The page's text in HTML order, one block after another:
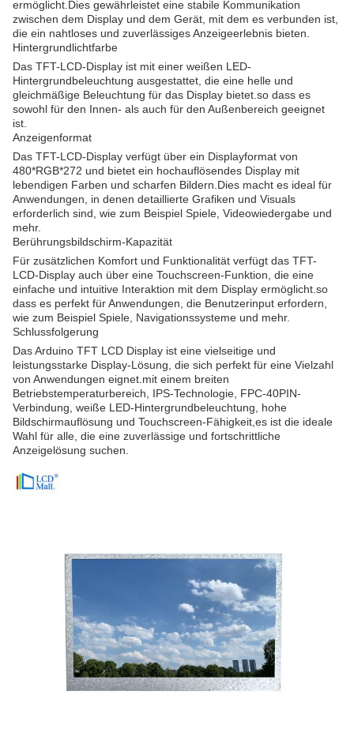
ermöglicht.Dies gewährleistet eine stabile Kommunikation
zwischen dem Display und dem Gerät, mit dem es verbunden ist,
die ein nahtloses und zuverlässiges Anzeigeerlebnis bieten.
Hintergrundlichtfarbe
Das TFT-LCD-Display ist mit einer weißen LED-
Hintergrundbeleuchtung ausgestattet, die eine helle und
gleichmäßige Beleuchtung für das Display bietet.so dass es
sowohl für den Innen- als auch für den Außenbereich geeignet
ist.
Anzeigenformat
Das TFT-LCD-Display verfügt über ein Displayformat von
480*RGB*272 und bietet ein hochauflösendes Display mit
lebendigen Farben und scharfen Bildern.Dies macht es ideal für
Anwendungen, in denen detaillierte Grafiken und Visuals
erforderlich sind, wie zum Beispiel Spiele, Videowiedergabe und
mehr.
Berührungsbildschirm-Kapazität
Für zusätzlichen Komfort und Funktionalität verfügt das TFT-
LCD-Display auch über eine Touchscreen-Funktion, die eine
einfache und intuitive Interaktion mit dem Display ermöglicht.so
dass es perfekt für Anwendungen, die Benutzerinput erfordern,
wie zum Beispiel Spiele, Navigationssysteme und mehr.
Schlussfolgerung
Das Arduino TFT LCD Display ist eine vielseitige und
leistungsstarke Display-Lösung, die sich perfekt für eine Vielzahl
von Anwendungen eignet.mit einem breiten
Betriebstemperaturbereich, IPS-Technologie, FPC-40PIN-
Verbindung, weiße LED-Hintergrundbeleuchtung, hohe
Bildschirmauflösung und Touchscreen-Fähigkeit,es ist die ideale
Wahl für alle, die eine zuverlässige und fortschrittliche
Anzeigelösung suchen.